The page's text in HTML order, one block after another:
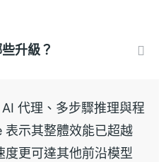
升級？
代理、多步驟推理與程
示其整體效能已超越
度更可達其他前沿模型